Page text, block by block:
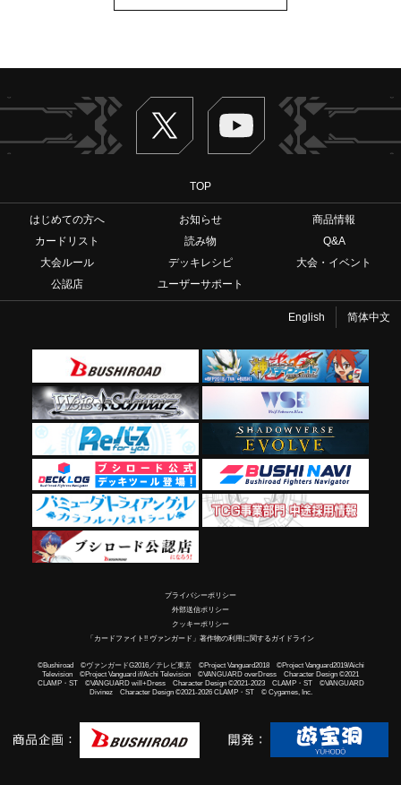
Twitter ヴァンガードch
TOP
はじめての方へ お知らせ
商品情報
カードリスト
読み物
Q&A
大会ルール
デッキレシピ
大会・イベント
公認店
ユーザーサポート
English 简体中文
プライバシーポリシー
外部送信ポリシー
クッキーポリシー
「カードファイト!! ヴァンガード」著作物の利用に関するガイドライン
©Bushiroad ©ヴァンガードG2016／テレビ東京 ©Project Vanguard2018 ©Project Vanguard2019/Aichi
Television ©Project Vanguard if/Aichi Television ©VANGUARD overDress Character Design ©2021
CLAMP・ST ©VANGUARD will+Dress Character Design ©2021-2023 CLAMP・ST ©VANGUARD
Divinez Character Design ©2021-2026 CLAMP・ST © Cygames, Inc.